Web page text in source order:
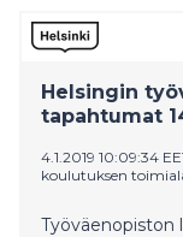
Helsingin
tapahtumat
4.1.2019 10:09:34
koulutuksen
Työväenopiston